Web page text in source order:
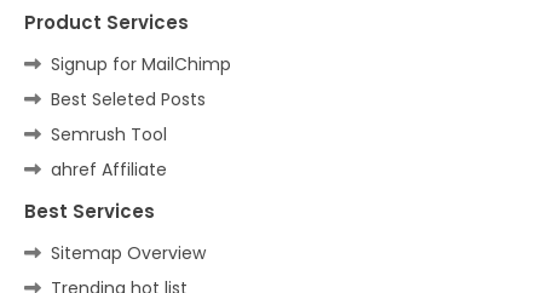
Product Services
Signup for MailChimp
Best Seleted Posts
Semrush Tool
ahref Affiliate
Best Services
Sitemap Overview